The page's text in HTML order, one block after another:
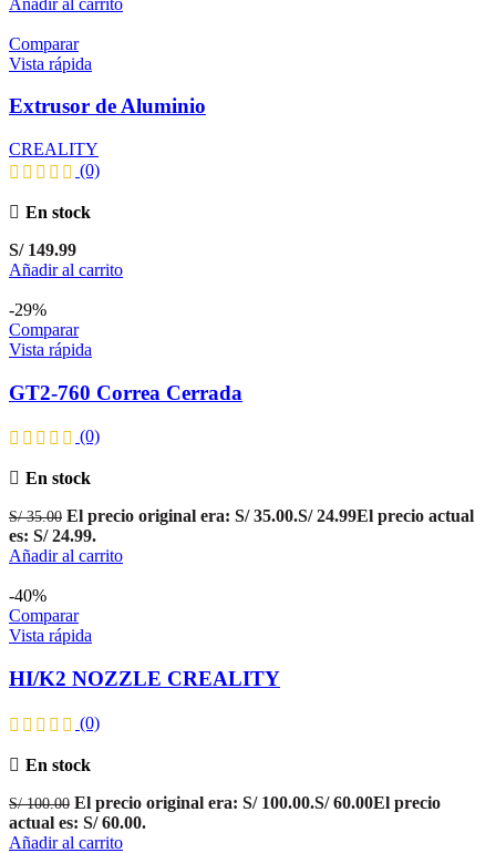
Comparar
Vista rápida
Extrusor de Aluminio
CREALITY
(0)
En stock
S/149.99
Añadir al carrito
-29%
Comparar
Vista rápida
GT2-760 Correa Cerrada
(0)
En stock
S/35.00 El precio original era: S/ 35.00.S/24.99El precio actual
es: S/ 24.99.
Añadir al carrito
-40%
Comparar
Vista rápida
HI/K2 NOZZLE CREALITY
(0)
En stock
S/100.00 El precio original era: S/ 100.00.S/60.00El precio
actual es: S/ 60.00.
Añadir al carrito